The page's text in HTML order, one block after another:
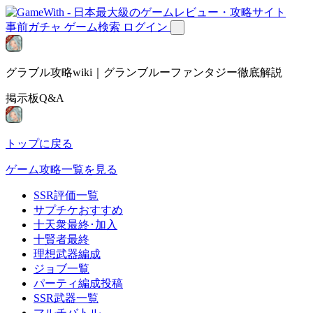
事前ガチャ ゲーム検索 ログイン
グラブル攻略wiki｜グランブルーファンタジー徹底解説
掲示板Q&A
トップに戻る
ゲーム攻略一覧を見る
SSR評価一覧
サプチケおすすめ
十天衆最終･加入
十賢者最終
理想武器編成
ジョブ一覧
パーティ編成投稿
SSR武器一覧